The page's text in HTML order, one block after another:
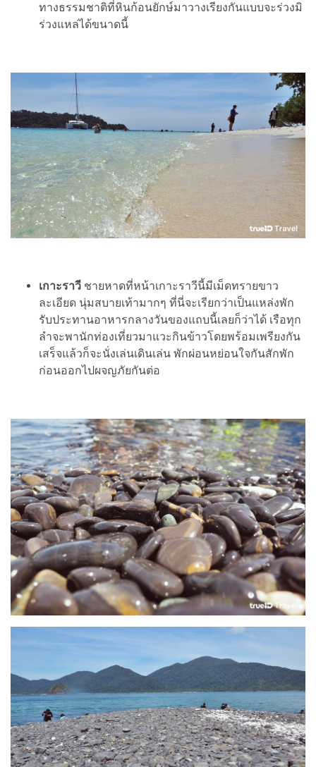
ทางธรรมชาติที่หินก้อนยักษ์มาวางเรียงกันแบบจะร่วงมิ
ร่วงแหล่ได้ขนาดนี้
เกาะราวี ชายหาดที่หน้าเกาะราวีนี้มีเม็ดทรายขาว
ละเอียด นุ่มสบายเท้ามากๆ ที่นี่จะเรียกว่าเป็นแหล่งพัก
รับประทานอาหารกลางวันของแถบนี้เลยก็ว่าได้ เรือทุก
ลำจะพานักท่องเที่ยวมาแวะกินข้าวโดยพร้อมเพรียงกัน
เสร็จแล้วก็จะนั่งเล่นเดินเล่น พักผ่อนหย่อนใจกันสักพัก
ก่อนออกไปผจญภัยกันต่อ